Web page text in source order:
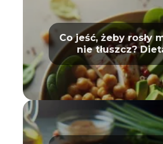
Co jeść, żeby rosły
nie tłuszcz?
sportowców